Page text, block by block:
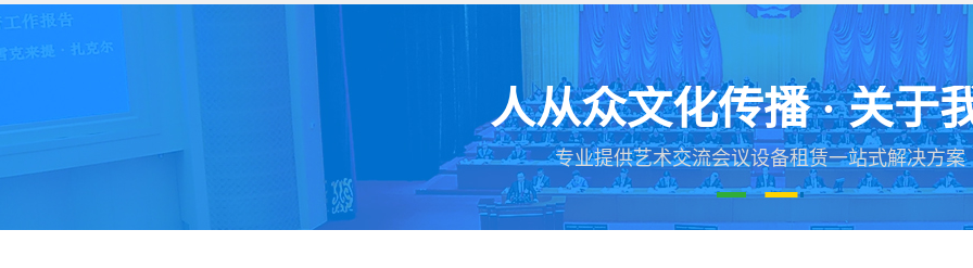
人从众文化传播 · 关于
专业提供艺术交流会议设备租赁一站式解决方案